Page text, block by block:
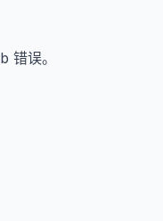
误。